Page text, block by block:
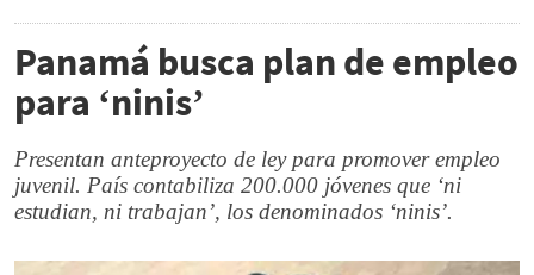
Panamá busca plan de empleo
para ‘ninis’
Presentan anteproyecto de ley para promover empleo
juvenil. País contabiliza 200.000 jóvenes que ‘ni
estudian, ni trabajan’, los denominados ‘ninis’.